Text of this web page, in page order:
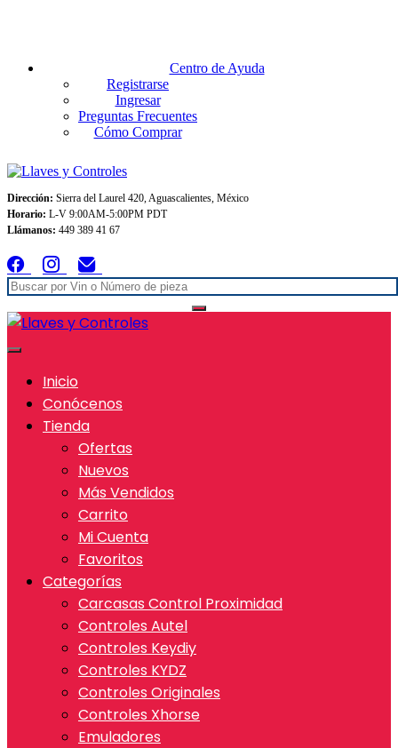
Centro de Ayuda
Registrarse
Ingresar
Preguntas Frecuentes
Cómo Comprar
Dirección: Sierra del Laurel 420, Aguascalientes, México
Horario: L-V 9:00AM-5:00PM PDT
Llámanos: 449 389 41 67
Inicio
Conócenos
Tienda
Ofertas
Nuevos
Más Vendidos
Carrito
Mi Cuenta
Favoritos
Categorías
Carcasas Control Proximidad
Controles Autel
Controles Keydiy
Controles KYDZ
Controles Originales
Controles Xhorse
Emuladores